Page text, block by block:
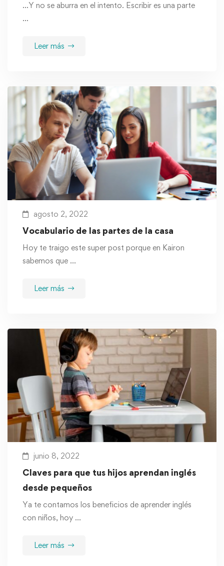
…Y no se aburra en el intento. Escribir es una parte
…
Leer más
agosto 2, 2022
Vocabulario de las partes de la casa
Hoy te traigo este super post porque en Kairon
sabemos que …
Leer más
junio 8, 2022
Claves para que tus hijos aprendan inglés
desde pequeños
Ya te contamos los beneficios de aprender inglés
con niños, hoy …
Leer más